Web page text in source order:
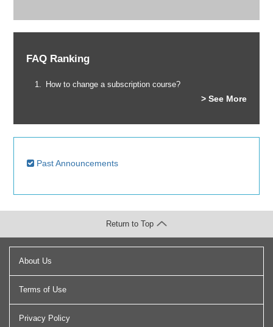
FAQ Ranking
How to change a subscription course?
> See More
Past Announcements
About Us
Terms of Use
Privacy Policy
Return to Top